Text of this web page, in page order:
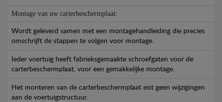
Montage van uw carterbeschermplaat:
Wordt geleverd samen met een montagehandleiding die precies
omschrijft de stappen te volgen voor montage.
Ieder voertuig heeft fabrieksgemaakte schroefgaten voor de
carterbeschermplaat, voor een gemakkelijke montage.
Het monteren van de carterbeschermplaat eist geen wijzigingen
aan de voertuigstructuur.